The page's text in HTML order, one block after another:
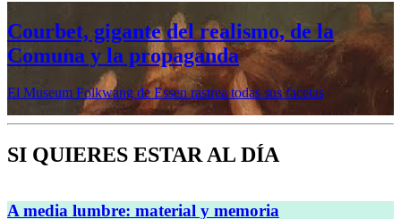
Mujeres prerrafaelitas, psiquiatría en la
vanguardia, Minor White o Dana
Lixenberg, en otoño en la Fundación
MAPFRE
Veremos cinco muestras en sus sedes de Madrid y Barcelona
SI QUIERES ESTAR AL DÍA